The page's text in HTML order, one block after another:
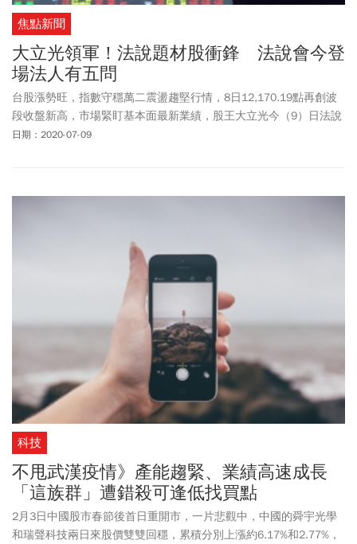
焦點新聞
大立光領軍！法說題材股衝鋒 法說會今登
場法人有五問
台股漲勢旺，指數守穩萬二震盪趨堅行情，8日12,170.19點再創波
段收盤新高，市場緊盯基本面最新業績，股王大立光今（9）日法說
會受到市場高度關注，也揭開法說會序幕，同日還有富邦金、玉山
日期：2020-07-09
科技
不甩武漢疫情》產能趨緊、業績高速成長
「這族群」遭錯殺可逢低找買點
2月3日中國股市春節後首日重開市，一片悲觀中，中國的舜宇光學
和瑞聲科技兩日來股價雙雙回穩，累積分別上漲約6.17%和2.77%，